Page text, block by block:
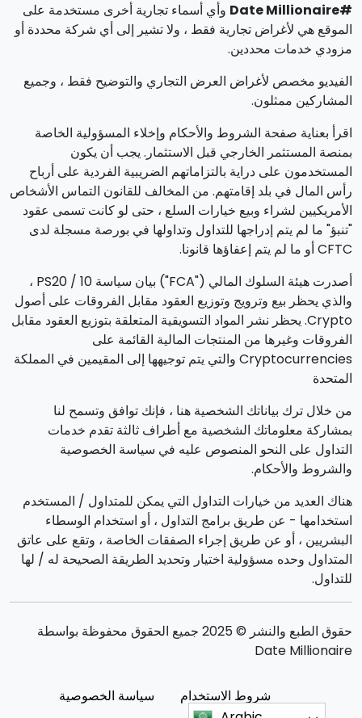
#Date Millionaire
وأي أسماء تجارية أخرى مستخدمة على
الموقع هي لأغراض تجارية فقط ، ولا تشير إلى أي شركة محددة أو
مزودي خدمات محددين.
الفيديو مخصص لأغراض العرض التجاري والتوضيح فقط ، وجميع
المشاركين ممثلون.
اقرأ بعناية صفحة الشروط والأحكام وإخلاء المسؤولية الخاصة
بمنصة المستثمر الخارجي قبل الاستثمار. يجب أن يكون
المستخدمون على دراية بالتزاماتهم الضريبية الفردية على أرباح
رأس المال في بلد إقامتهم. من المخالف للقانون التماس الأشخاص
الأمريكيين لشراء وبيع خيارات السلع ، حتى لو كانت تسمى عقود
"تنبؤ" ما لم يتم إدراجها للتداول وتداولها في بورصة مسجلة لدى
CFTC أو ما لم يتم إعفاؤها قانونا.
أصدرت هيئة السلوك المالي ("FCA") بيان سياسة PS20 / 10 ،
والذي يحظر بيع وترويج وتوزيع العقود مقابل الفروقات على أصول
Crypto. يحظر نشر المواد التسويقية المتعلقة بتوزيع العقود مقابل
الفروقات وغيرها من المنتجات المالية القائمة على
Cryptocurrencies والتي يتم توجيهها إلى المقيمين في المملكة
المتحدة
من خلال ترك بياناتك الشخصية هنا ، فإنك توافق وتسمح لنا
بمشاركة معلوماتك الشخصية مع أطراف ثالثة تقدم خدمات
التداول على النحو المنصوص عليه في سياسة الخصوصية
والشروط والأحكام.
هناك العديد من خيارات التداول التي يمكن للمتداول / المستخدم
استخدامها - عن طريق برامج التداول ، أو استخدام الوسطاء
البشريين ، أو عن طريق إجراء الصفقات الخاصة ، وتقع على عاتق
المتداول وحده مسؤولية اختيار وتحديد الطريقة الصحيحة له / لها
للتداول.
حقوق الطبع والنشر © 2025 جميع الحقوق محفوظة بواسطة
Date Millionaire
شروط الاستخدام
سياسة الخصوصية